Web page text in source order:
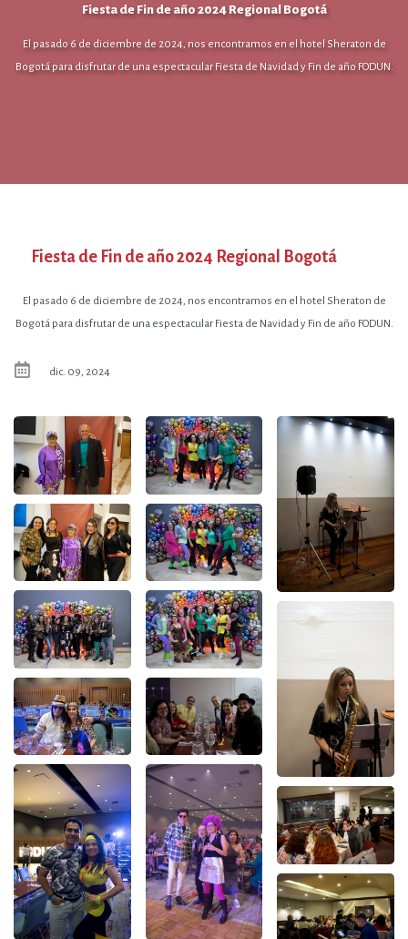
Fiesta de Fin de año 2024 Regional Bogotá
El pasado 6 de diciembre de 2024, nos encontramos en el hotel Sheraton de
Bogotá para disfrutar de una espectacular Fiesta de Navidad y Fin de año FODUN.
Fiesta de Fin de año 2024 Regional Bogotá
El pasado 6 de diciembre de 2024, nos encontramos en el hotel Sheraton de
Bogotá para disfrutar de una espectacular Fiesta de Navidad y Fin de año FODUN.
dic. 09, 2024